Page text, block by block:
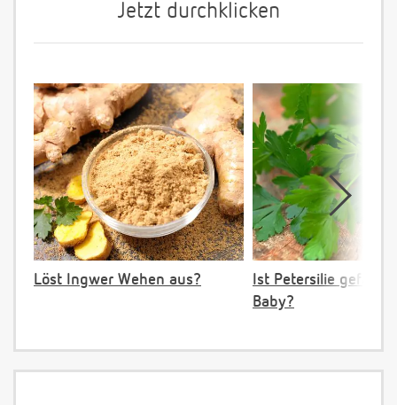
Jetzt durchklicken
Löst Ingwer Wehen aus?
Ist Petersilie
Baby?